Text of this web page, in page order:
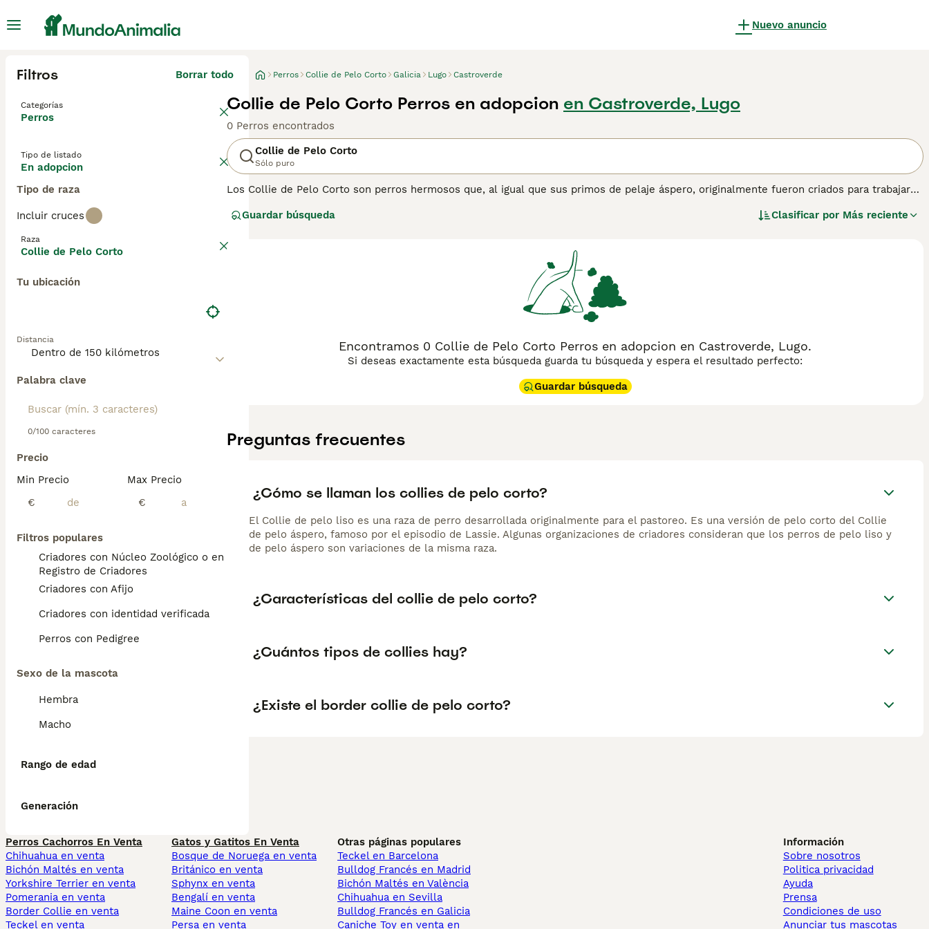
Nuevo anuncio
Filtros Borrar todo
Categorías
Perros
Tipo de listado
En adopcion
Tipo de raza
Incluir cruces
Raza
Collie de Pelo Corto
Tu ubicación
Distancia
Palabra clave
0/100 caracteres
Precio
Min Precio
€
Max Precio
€
Filtros populares
Criadores con Núcleo Zoológico o en el
Registro de Criadores
Criadores con Afijo
Criadores con identidad verificada
Perros con Pedigree
Sexo de la mascota
Hembra
Macho
Rango de edad
Generación
Perros Collie de Pelo Corto Galicia Lugo Castroverde
Collie de Pelo Corto Perros en adopcion en Castroverde, Lugo
0 Perros encontrados
Collie de Pelo Corto
Sólo puro
Los Collie de Pelo Corto son perros hermosos que, al igual que sus primos de pelaje áspero, originalmente fueron criados para trabajar
Collie de Pelo Corto se centran en proteger a la familia, lo que los hace aún más entrañables para tener en casa.
Lee nuestra
Guardar búsqueda Clasificar por Más reciente
Encontramos 0 Collie de Pelo Corto Perros en adopcion en Castroverde, Lugo.
Si deseas exactamente esta búsqueda guarda tu búsqueda y espera el resultado perfecto:
Guardar búsqueda
Preguntas frecuentes
¿Cómo se llaman los collies de pelo corto?
El Collie de pelo liso es una raza de perro desarrollada originalmente para el pastoreo. Es una versión de pelo corto del Collie
de pelo áspero, famoso por el episodio de Lassie. Algunas organizaciones de criadores consideran que los perros de pelo liso y
de pelo áspero son variaciones de la misma raza.
¿Características del collie de pelo corto?
¿Cuántos tipos de collies hay?
¿Existe el border collie de pelo corto?
Perros Cachorros En Venta
Chihuahua en venta
Bichón Maltés en venta
Yorkshire Terrier en venta
Pomerania en venta
Border Collie en venta
Teckel en venta
Gatos y Gatitos En Venta
Bosque de Noruega en venta
Británico en venta
Sphynx en venta
Bengalí en venta
Maine Coon en venta
Persa en venta
Otras páginas populares
Teckel en Barcelona
Bulldog Francés en Madrid
Bichón Maltés en València
Chihuahua en Sevilla
Bulldog Francés en Galicia
Caniche Toy en venta en
Información
Sobre nosotros
Politica privacidad
Ayuda
Prensa
Condiciones de uso
Anunciar tus mascotas